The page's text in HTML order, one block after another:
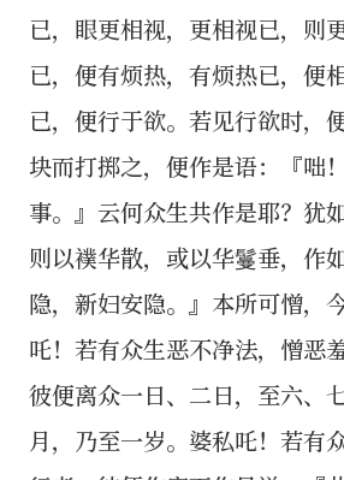
已，眼更相视，更相视已，则
已，便有烦热，有烦热已，便
已，便行于欲。若见行欲时，
块而打掷之，便作是语：『咄
事。』云何众生共作是耶？犹
则以襆华散，或以华鬘垂，作
隐，新妇安隐。』本所可憎，
吒！若有众生恶不净法，憎恶
彼便离众一日、二日，至六、
月，乃至一岁。婆私吒！若有